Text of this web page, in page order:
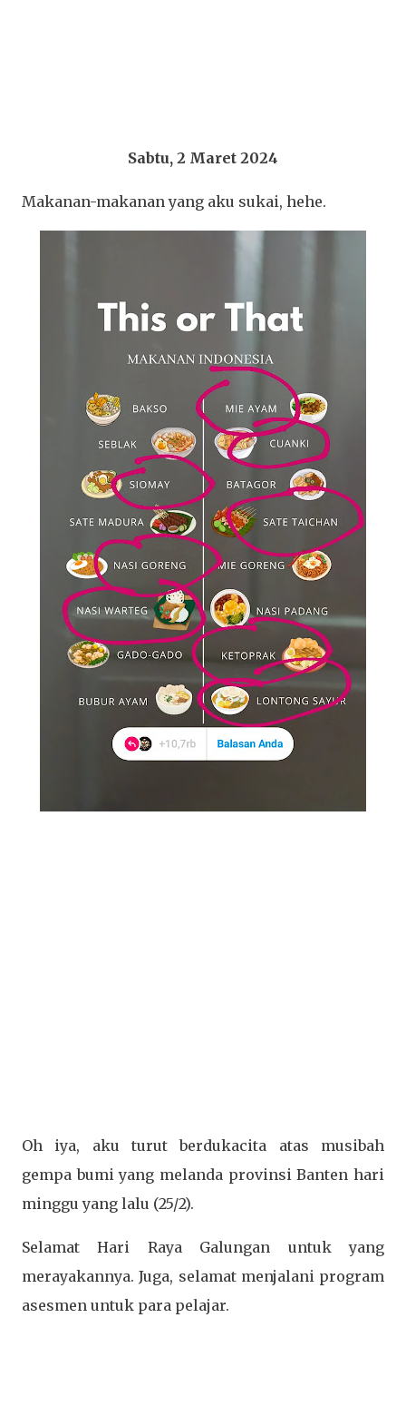
Sabtu, 2 Maret 2024
Makanan-makanan yang aku sukai, hehe.
Oh iya, aku turut berdukacita atas musibah
gempa bumi yang melanda provinsi Banten hari
minggu yang lalu (25/2).
Selamat Hari Raya Galungan untuk yang
merayakannya. Juga, selamat menjalani program
asesmen untuk para pelajar.